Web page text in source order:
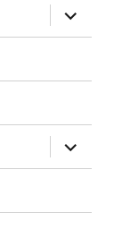
öffnen
öffnen